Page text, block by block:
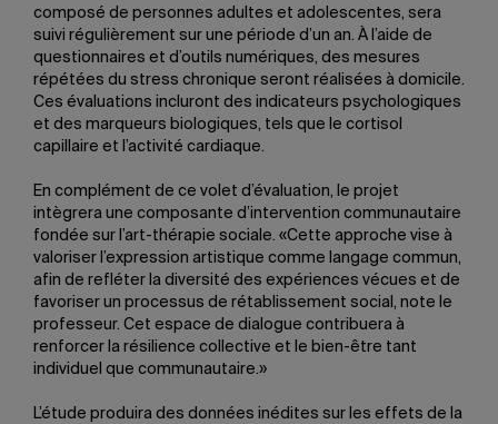
composé de personnes adultes et adolescentes, sera
suivi régulièrement sur une période d’un an. À l’aide de
questionnaires et d’outils numériques, des mesures
répétées du stress chronique seront réalisées à domicile.
Ces évaluations incluront des indicateurs psychologiques
et des marqueurs biologiques, tels que le cortisol
capillaire et l’activité cardiaque.
En complément de ce volet d’évaluation, le projet
intègrera une composante d’intervention communautaire
fondée sur l’art-thérapie sociale. «Cette approche vise à
valoriser l’expression artistique comme langage commun,
afin de refléter la diversité des expériences vécues et de
favoriser un processus de rétablissement social, note le
professeur. Cet espace de dialogue contribuera à
renforcer la résilience collective et le bien-être tant
individuel que communautaire.»
L’étude produira des données inédites sur les effets de la